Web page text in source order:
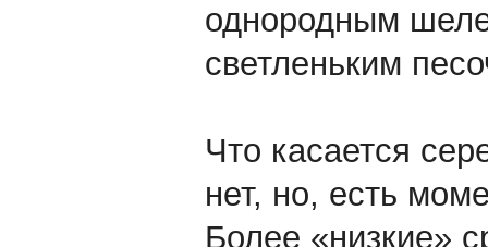
однородным
светленьким
Что касается
нет, но, есть
Более «низкие»